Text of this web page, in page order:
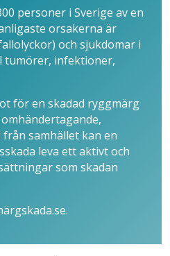
personer i Sverige av en
orsakerna är
och sjukdomar i
tumörer, infektioner,
för en skadad ryggmärg
samhället kan en
leva ett aktivt och
som skadan